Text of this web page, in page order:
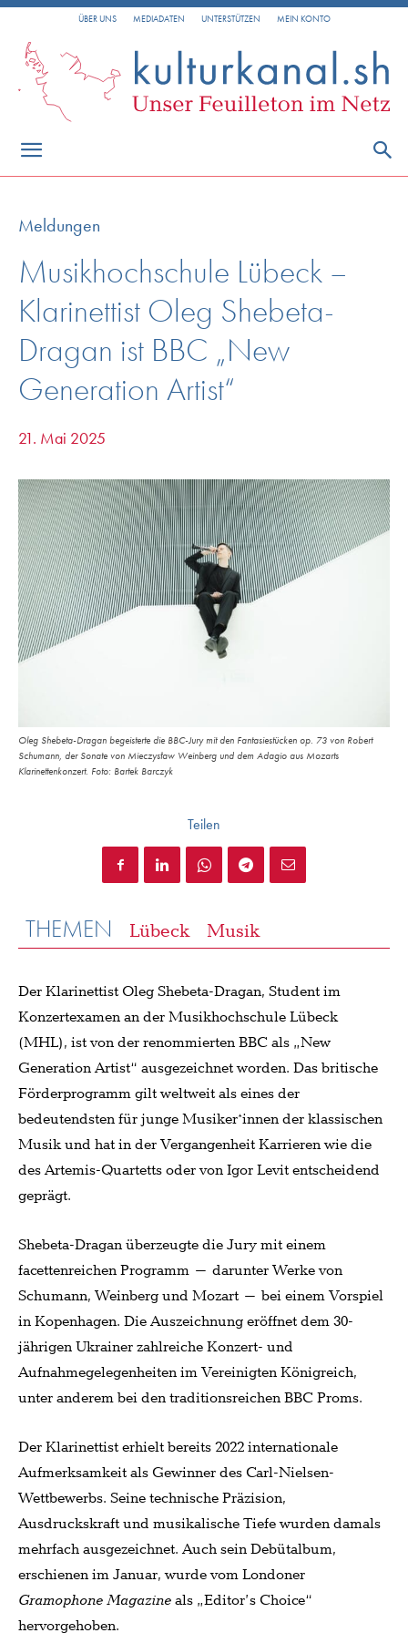
ÜBER UNS MEDIADATEN UNTERSTÜTZEN MEIN KONTO
Meldungen
Musikhochschule Lübeck –
Klarinettist Oleg Shebeta-
Dragan ist BBC „New
Generation Artist“
21. Mai 2025
Oleg Shebeta-Dragan begeisterte die BBC-Jury mit den Fantasiestücken op. 73 von Robert
Schumann, der Sonate von Mieczysław Weinberg und dem Adagio aus Mozarts
Klarinettenkonzert. Foto: Bartek Barczyk
Teilen
THEMEN Lübeck Musik
Der Klarinettist Oleg Shebeta-Dragan, Student im
Konzertexamen an der Musikhochschule Lübeck
(MHL), ist von der renommierten BBC als „New
Generation Artist“ ausgezeichnet worden. Das britische
Förderprogramm gilt weltweit als eines der
bedeutendsten für junge Musiker*innen der klassischen
Musik und hat in der Vergangenheit Karrieren wie die
des Artemis-Quartetts oder von Igor Levit entscheidend
geprägt.
Shebeta-Dragan überzeugte die Jury mit einem
facettenreichen Programm – darunter Werke von
Schumann, Weinberg und Mozart – bei einem Vorspiel
in Kopenhagen. Die Auszeichnung eröffnet dem 30-
jährigen Ukrainer zahlreiche Konzert- und
Aufnahmegelegenheiten im Vereinigten Königreich,
unter anderem bei den traditionsreichen BBC Proms.
Der Klarinettist erhielt bereits 2022 internationale
Aufmerksamkeit als Gewinner des Carl-Nielsen-
Wettbewerbs. Seine technische Präzision,
Ausdruckskraft und musikalische Tiefe wurden damals
mehrfach ausgezeichnet. Auch sein Debütalbum,
erschienen im Januar, wurde vom Londoner
Gramophone Magazineals „Editor’s Choice“
hervorgehoben.